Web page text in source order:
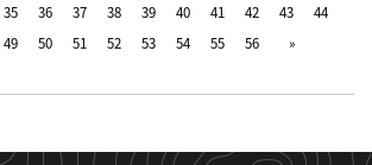
35 36 37 38 39 40 41 42 43
44
49 50 51 52 53 54 55 56